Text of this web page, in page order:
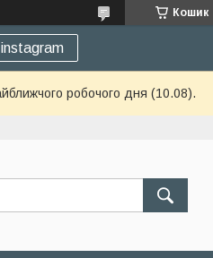
Кошик
робочого дня (10.08).